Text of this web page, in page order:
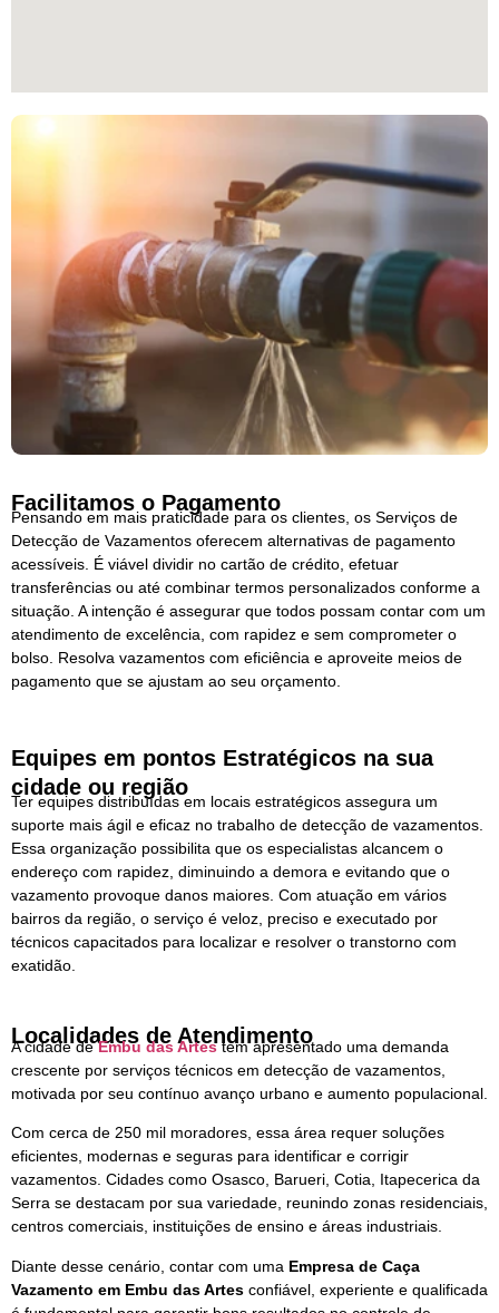
Facilitamos o Pagamento
Pensando em mais praticidade para os clientes, os Serviços de
Detecção de Vazamentos oferecem alternativas de pagamento
acessíveis. É viável dividir no cartão de crédito, efetuar
transferências ou até combinar termos personalizados conforme a
situação. A intenção é assegurar que todos possam contar com um
atendimento de excelência, com rapidez e sem comprometer o
bolso. Resolva vazamentos com eficiência e aproveite meios de
pagamento que se ajustam ao seu orçamento.
Equipes em pontos Estratégicos na sua
cidade ou região
Ter equipes distribuídas em locais estratégicos assegura um
suporte mais ágil e eficaz no trabalho de detecção de vazamentos.
Essa organização possibilita que os especialistas alcancem o
endereço com rapidez, diminuindo a demora e evitando que o
vazamento provoque danos maiores. Com atuação em vários
bairros da região, o serviço é veloz, preciso e executado por
técnicos capacitados para localizar e resolver o transtorno com
exatidão.
Localidades de Atendimento
A cidade deEmbu das Artestem apresentado uma demanda
crescente por serviços técnicos em detecção de vazamentos,
motivada por seu contínuo avanço urbano e aumento populacional.
Com cerca de 250 mil moradores, essa área requer soluções
eficientes, modernas e seguras para identificar e corrigir
vazamentos. Cidades como Osasco, Barueri, Cotia, Itapecerica da
Serra se destacam por sua variedade, reunindo zonas residenciais,
centros comerciais, instituições de ensino e áreas industriais.
Diante desse cenário, contar com uma Empresa de Caça
Vazamento em Embu das Artes confiável, experiente e qualificada